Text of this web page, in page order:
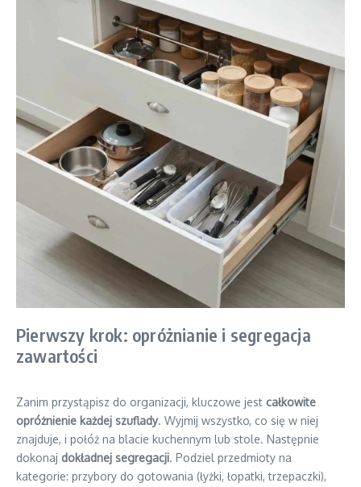
Pierwszy krok: opróżnianie i segregacja
zawartości
Zanim przystąpisz do organizacji, kluczowe jest całkowite
opróżnienie każdej szuflady. Wyjmij wszystko, co się w niej
znajduje, i połóż na blacie kuchennym lub stole. Następnie
dokonaj dokładnej segregacji. Podziel przedmioty na
kategorie: przybory do gotowania (łyżki, łopatki, trzepaczki),